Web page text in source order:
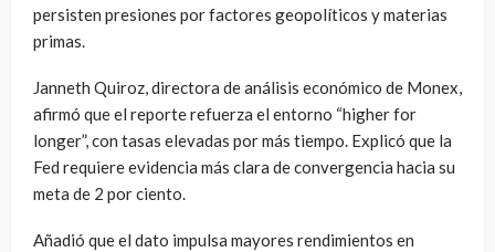
persisten presiones por factores geopolíticos y materias
primas.
Janneth Quiroz, directora de análisis económico de Monex,
afirmó que el reporte refuerza el entorno “higher for
longer”, con tasas elevadas por más tiempo. Explicó que la
Fed requiere evidencia más clara de convergencia hacia su
meta de 2 por ciento.
Añadió que el dato impulsa mayores rendimientos en